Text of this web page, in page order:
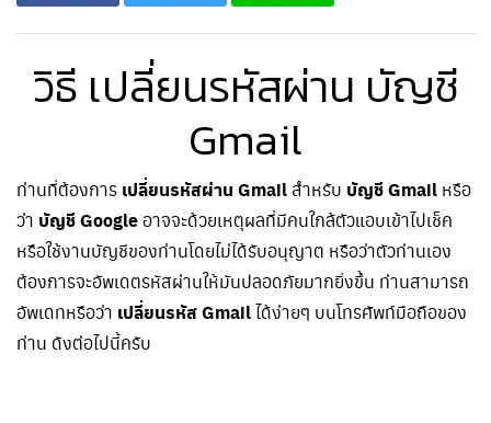
วิธี เปลี่ยนรหัสผ่าน บัญชี
Gmail
ท่านที่ต้องการ เปลี่ยนรหัสผ่าน Gmail สำหรับ บัญชี Gmail หรือ
ว่า บัญชี Googleอาจจะด้วยเหตุผลที่มีคนใกล้ตัวแอบเข้าไปเช็ค
หรือใช้งานบัญชีของท่านโดยไม่ได้รับอนุญาต หรือว่าตัวท่านเอง
ต้องการจะอัพเดตรหัสผ่านให้มันปลอดภัยมากยิ่งขึ้น ท่านสามารถ
อัพเดทหรือว่า เปลี่ยนรหัส Gmailได้ง่ายๆ บนโทรศัพท์มือถือของ
ท่าน ดังต่อไปนี้ครับ